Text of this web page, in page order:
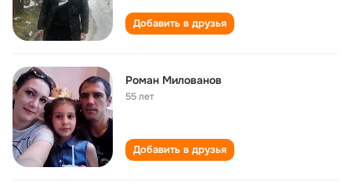
Добавить в друзья
Роман Милованов
55 лет
Добавить в друзья